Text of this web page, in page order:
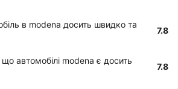
в modena досить швидко та
7.8
що автомобілі modena є досить
7.8